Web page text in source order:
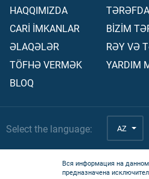
HAQQIMIZDA
CARİ İMKANLAR
ƏLAQƏLƏR
TÖFHƏ VERMƏK
BLOQ
BİZİM
RƏY VƏ
YARDIM
Select the language: AZ
Вся информация на данном
предназначена